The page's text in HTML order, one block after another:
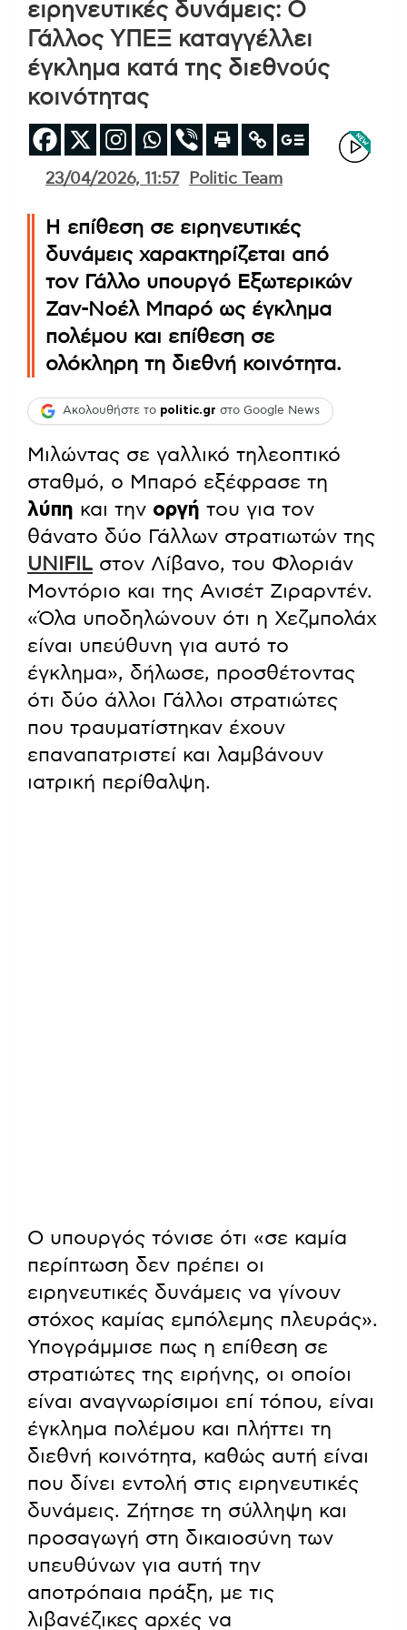
ειρηνευτικές δυνάμεις: Ο
Γάλλος ΥΠΕΞ καταγγέλλει
έγκλημα κατά της διεθνούς
κοινότητας
23/04/2026, 11:57 Politic Team
Η επίθεση σε ειρηνευτικές
δυνάμεις χαρακτηρίζεται από
τον Γάλλο υπουργό Εξωτερικών
Ζαν-Νοέλ Μπαρό ως έγκλημα
πολέμου και επίθεση σε
ολόκληρη τη διεθνή κοινότητα.
Ακολουθήστε το politic.gr στο Google News
Μιλώντας σε γαλλικό τηλεοπτικό
σταθμό, ο Μπαρό εξέφρασε τη
λύπη και την οργή του για τον
θάνατο δύο Γάλλων στρατιωτών της
UNIFIL στον Λίβανο, του Φλοριάν
Μοντόριο και της Ανισέτ Ζιραρντέν.
«Όλα υποδηλώνουν ότι η Χεζμπολάχ
είναι υπεύθυνη για αυτό το
έγκλημα», δήλωσε, προσθέτοντας
ότι δύο άλλοι Γάλλοι στρατιώτες
που τραυματίστηκαν έχουν
επαναπατριστεί και λαμβάνουν
ιατρική περίθαλψη.
Ο υπουργός τόνισε ότι «σε καμία
περίπτωση δεν πρέπει οι
ειρηνευτικές δυνάμεις να γίνουν
στόχος καμίας εμπόλεμης πλευράς».
Υπογράμμισε πως η επίθεση σε
στρατιώτες της ειρήνης, οι οποίοι
είναι αναγνωρίσιμοι επί τόπου, είναι
έγκλημα πολέμου και πλήττει τη
διεθνή κοινότητα, καθώς αυτή είναι
που δίνει εντολή στις ειρηνευτικές
δυνάμεις. Ζήτησε τη σύλληψη και
προσαγωγή στη δικαιοσύνη των
υπευθύνων για αυτή την
αποτρόπαια πράξη, με τις
λιβανέζικες αρχές να